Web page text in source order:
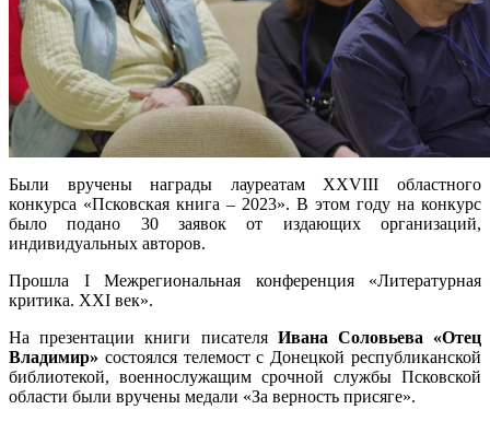
Были вручены награды лауреатам XXVIII областного
конкурса «Псковская книга – 2023». В этом году на конкурс
было подано 30 заявок от издающих организаций,
индивидуальных авторов.
Прошла I Межрегиональная конференция «Литературная
критика. XXI век».
На презентации книги писателя Ивана Соловьева «Отец
Владимир» состоялся телемост с Донецкой республиканской
библиотекой, военнослужащим срочной службы Псковской
области были вручены медали «За верность присяге».